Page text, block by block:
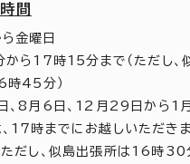
間
金曜日
ら17時15分まで（ただし、
時45分）
、8月6日、12月29日から1
17時までにお越しいただき
ただし、似島出張所は16時30